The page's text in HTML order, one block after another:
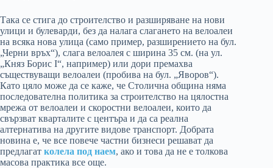
Така се стига до строителство и разширяване на нови
улици и булеварди, без да налага слагането на велоалеи
на всяка нова улица (само пример, разширението на бул.
„Черни връх“), слага велоалея с ширина 35 см. (на ул.
„Княз Борис I“, например) или дори премахва
съществуващи велоалеи (пробива на бул. „Яворов“).
Като цяло може да се каже, че Столична община няма
последователна политика за строителство на цялостна
мрежа от велоалеи и скоростни велоалеи, които да
свързват кварталите с центъра и да са реална
алтернатива на другите видове транспорт. Добрата
новина е, че все повече частни бизнеси решават да
предлагат колела под наем, ако и това да не е толкова
масова практика все още.